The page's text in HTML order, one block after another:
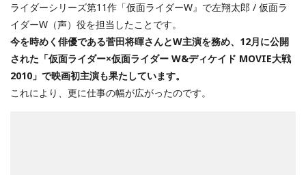
ライダーシリーズ第11作「仮面ライダーW』で左翔太郎 / 仮面ラ
イダーW（声）役を担当したことです。
今を時めく俳優である菅田将暉さんとW主演を務め、12月に公開
された「仮面ライダー×仮面ライダー W&ディケイド MOVIE大戦
2010」で映画初主演も果たしています。
これにより、更に仕事の幅が広がったのです。